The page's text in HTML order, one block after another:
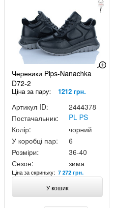
Черевики Plps-Nanachka
D72-2
Ціна за пару: 1212 грн.
Артикул ID:
2444378
Постачальник:
PL PS
Колір:
чорний
У коробці пар:
6
Розміри:
36-40
Сезон:
зима
Ціна за скриньку: 7 272 грн.
У кошик